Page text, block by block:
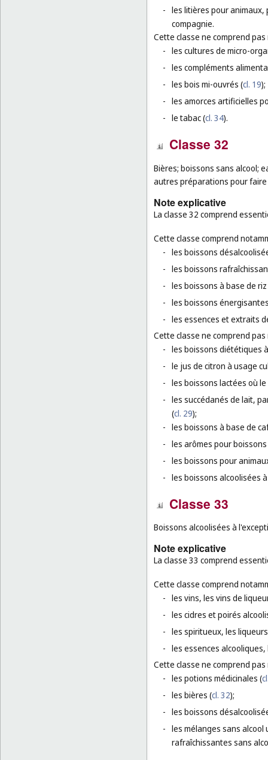
- les litières pour animaux,
compagnie.
Cette classe ne comprend
- les cultures de micro-
- les compléments
- les bois mi-ouvrés (cl. 19);
- les amorces artificielles
- le tabac (cl. 34).
Classe 32
Bières; boissons sans alcool;
autres préparations pour
Note explicative
La classe 32 comprend
Cette classe comprend
- les boissons
- les boissons
- les boissons à base de
- les boissons
- les essences et extraits
Cette classe ne comprend
- les boissons diététiques
- le jus de citron à usage
- les boissons lactées où
- les succédanés de lait,
(cl. 29);
- les boissons à base de
- les arômes pour boissons
- les boissons pour
- les boissons alcoolisées
Classe 33
Boissons alcoolisées à
Note explicative
La classe 33 comprend
Cette classe comprend
- les vins, les vins de
- les cidres et poirés
- les spiritueux, les
- les essences
Cette classe ne comprend
- les potions médicinales (
- les bières (cl. 32);
- les boissons
- les mélanges sans
rafraîchissantes sans